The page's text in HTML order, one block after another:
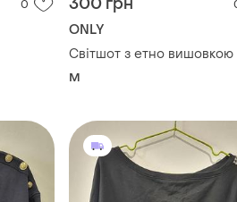
0
ONLY
Світшот з етно вишовкою
M